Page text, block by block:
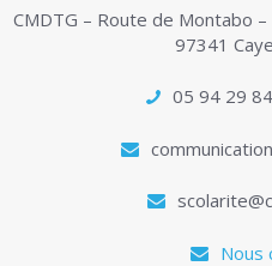
CMDTG – Route de Montabo –
97341
05 94 29
Nous